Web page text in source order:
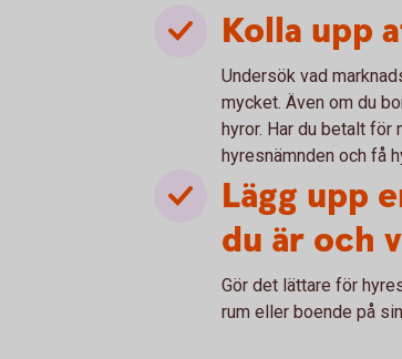
Kolla upp
Undersök vad
mycket. Även om du
hyror. Har du betalt för
hyresnämnden och få
Lägg upp
du är och
Gör det lättare för
rum eller boende på